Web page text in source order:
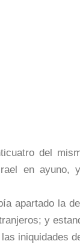
del
en ayuno,
apartado la
y
iniquidades